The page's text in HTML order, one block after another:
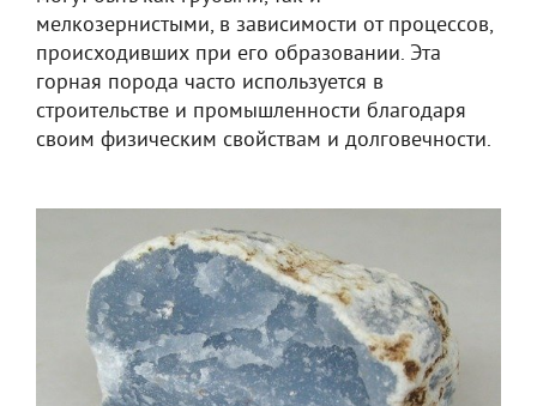
мелкозернистыми, в зависимости от процессов,
происходивших при его образовании. Эта
горная порода часто используется в
строительстве и промышленности благодаря
своим физическим свойствам и долговечности.